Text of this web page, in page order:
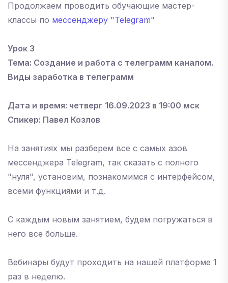
Продолжаем проводить обучающие мастер-
классы по мессенджеру "Telegram"
Урок 3
Тема: Создание и работа с телеграмм каналом.
Виды заработка в телеграмм
Дата и время: четверг 16.09.2023 в 19:00 мск
Спикер: Павел Козлов
На занятиях мы разберем все с самых азов
мессенджера Telegram, так сказать с полного
"нуля", установим, познакомимся с интерфейсом,
всеми функциями и т.д.
С каждым новым занятием, будем погружаться в
него все больше.
Вебинары будут проходить на нашей платформе 1
раз в неделю.